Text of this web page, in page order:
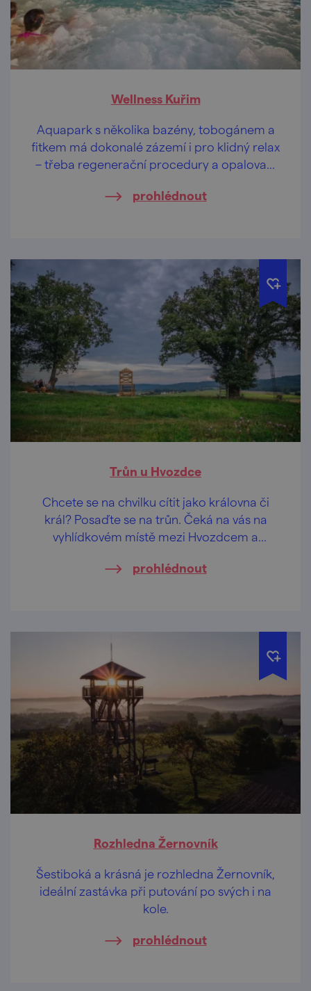
Wellness Kuřim
Aquapark s několika bazény, tobogánem a
fitkem má dokonalé zázemí i pro klidný relax
– třeba regenerační procedury a opalovací
prohlédnout
Trůn u Hvozdce
Chcete se na chvilku cítit jako královna či
král? Posaďte se na trůn. Čeká na vás na
vyhlídkovém místě mezi Hvozdcem a
prohlédnout
Rozhledna Žernovník
Šestiboká a krásná je rozhledna Žernovník,
ideální zastávka při putování po svých i na
kole.
prohlédnout